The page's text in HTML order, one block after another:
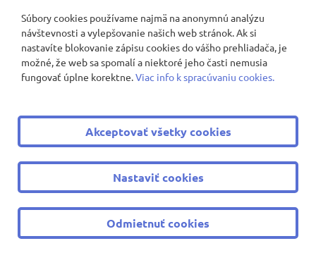
„VEĽKÁ NOC SA BLÍŽI“ – hľadanie vajíčok
Veľkonočná výzdoba
Veľkonočné pozdravy
Velka noc v 4.D
Putovanie odpadu a výrob papiera - Daphné - 1.A,B,C,D
Život pri rybníku - Sloboda zvierat - 1.C,D
Súbory cookies používame najmä na anonymnú analýzu
návštevnosti a vylepšovanie našich web stránok. Ak si
nastavíte blokovanie zápisu cookies do vášho prehliadača, je
možné, že web sa spomalí a niektoré jeho časti nemusia
fungovať úplne korektne.Viac info k spracúvaniu cookies.
Akceptovať všetky cookies
Nastaviť cookies
Odmietnuť cookies